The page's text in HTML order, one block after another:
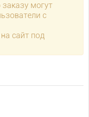
могут
с
на сайт под